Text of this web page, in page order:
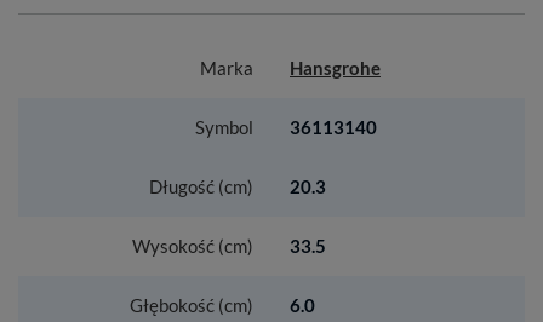
Marka Hansgrohe
Symbol 36113140
Długość (cm) 20.3
Wysokość (cm) 33.5
Głębokość (cm) 6.0